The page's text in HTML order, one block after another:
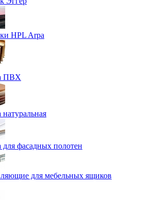
HPL Arpa
ПВХ
фасадных полотен
для мебельных ящиков